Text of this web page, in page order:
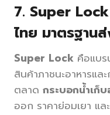
7. Super
ไทย มาตรฐาน
Super Lock คือแบ
สินค้าภาชนะอาหารแล
ตลาด กระบอกน้ำเก็
ออก ราคาย่อมเยา แล